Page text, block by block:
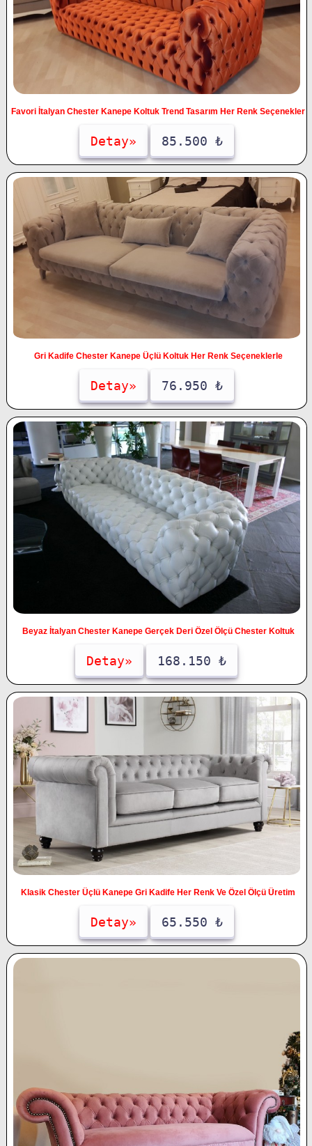
Favori İtalyan Chester Kanepe Koltuk Trend Tasarım Her Renk Seçenekler
Detay» 85.500 ₺
Gri Kadife Chester Kanepe Üçlü Koltuk Her Renk Seçeneklerle
Detay» 76.950 ₺
Beyaz İtalyan Chester Kanepe Gerçek Deri Özel Ölçü Chester Koltuk
Detay» 168.150 ₺
Klasik Chester Üçlü Kanepe Gri Kadife Her Renk Ve Özel Ölçü Üretim
Detay» 65.550 ₺